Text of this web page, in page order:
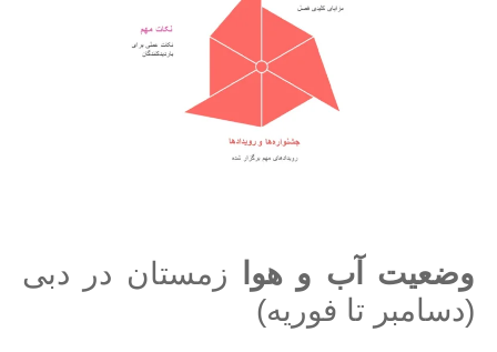
وضعیت آب و هوا
زمستان در دبی
(دسامبر تا فوریه)